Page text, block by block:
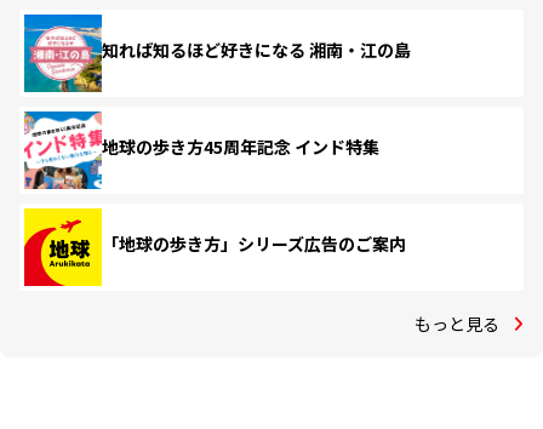
知れば知るほど好きになる 湘南・江の島
地球の歩き方45周年記念 インド特集
「地球の歩き方」シリーズ広告のご案内
もっと見る